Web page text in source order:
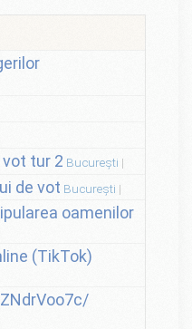
tur 2 București
de vot București
oamenilor
(TikTok)